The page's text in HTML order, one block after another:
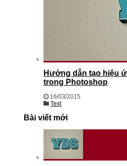
Hướng dẫn tạo hiệu
trong Photoshop
16/03/2015
Text
Bài viết mới